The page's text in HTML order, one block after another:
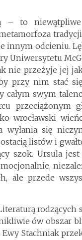
– to
innym odcieniu.
Uniwersytetu
nie przeżyje jej
przy nim stać
całym swym
przeciążonym
wrocławski
się
listów i
szok. Ursula
ale przede
ów obszar
Stachniak